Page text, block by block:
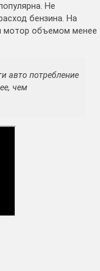
Не
бензина. На
мотор объемом менее
авто потребление
чем